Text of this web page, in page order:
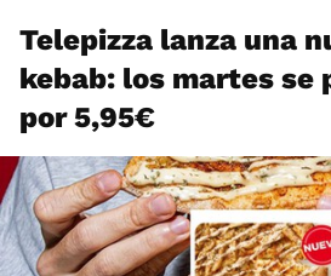
Telepizza lanza una
kebab: los martes se
por 5,95€